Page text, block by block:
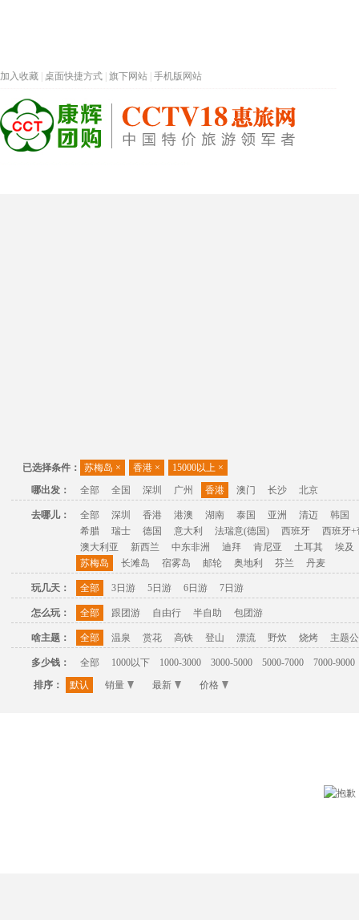
加入收藏 桌面快捷方式 旗下网站 手机版网站
已选择条件： 苏梅岛 × 香港 × 15000以上 ×
哪出发：
全部 全国 深圳 广州 香港 澳门 长沙 北京
去哪儿： 全部 深圳 香港 港澳 湖南 泰国 亚洲 清迈
韩国
希腊
瑞士 德国 意大利 法瑞意(德国) 西班牙
西班牙+
澳大利亚
新西兰 中东非洲 迪拜 肯尼亚 土耳其
埃及
苏梅岛
长滩岛 宿雾岛 邮轮 奥地利 芬兰 丹麦
玩几天： 全部 3日游 5日游 6日游 7日游
怎么玩： 全部 跟团游 自由行 半自助 包团游
啥主题： 全部 温泉 赏花 高铁 登山 漂流 野炊 烧烤 主题
多少钱： 全部 1000以下 1000-3000 3000-5000 5000-7000
7000-9000
排序：
默认 销量 最新 价格